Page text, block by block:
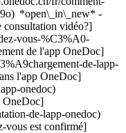
*open\_in\_new* -
consultation vidéo?]
vous-%C3%A0-
de l'app OneDoc]
de-lapp-
l'app OneDoc]
onedoc)
OneDoc]
de-lapp-onedoc)
avec un signe plus annonçant que le professionnel accepte de nouveaux patients](https://www.onedoc.ch/assets/images/icons/new-patients.svg)Accepte les nouveaux patients [Réserver un RDV](https://www.onedoc.ch/fr/medecin-generaliste/aarau/pcrj1/dr-med-agim-asllani) Expertises: Check-up sanguin, [Contrôle médical permis de conduire NIVEAU 1](https://www.onedoc.ch/fr/controle-medical-permis-de-conduire-niveau-1/aarau), [Check-up | bilan de santé](https://www.onedoc.ch/fr/check-up-bilan-de-sante/aarau), [Mesure du taux de fer | Ferritine](https://www.onedoc.ch/fr/mesure-du-taux-de-fer-ferritine/aarau), [Mesure de la pression artérielle | Tension](https://www.onedoc.ch/fr/mesure-de-la-pression-arterielle-tension/aarau), [Vaccination encéphalite à tiques (FSME)](https://www.onedoc.ch/fr/vaccination-encephalite-a-tiques-fsme/aarau), [Contrôle médical permis de conduire NIVEAU 2](https://www.onedoc.ch/fr/controle-medical-permis-de-conduire-niveau-2/aarau)Voir plus *chevron\_left* lun. 03 août *chevron\_right* Voir plus de rendez-vous *error\_outline* Une erreur s'est produite lors du chargement des disponibilités [Réessayer](https://www.onedoc.ch) Expertises: Check-up sanguin, [Contrôle médical permis de conduire NIVEAU 1](https://www.onedoc.ch/fr/controle-medical-permis-de-conduire-niveau-1/aarau), [Check-up | bilan de santé](https://www.onedoc.ch/fr/check-up-bilan-de-sante/aarau), [Mesure du taux de fer | Ferritine](https://www.onedoc.ch/fr/mesure-du-taux-de-fer-ferritine/aarau), [Mesure de la pression artérielle | Tension](https://www.onedoc.ch/fr/mesure-de-la-pression-arterielle-tension/aarau), [Vaccination encéphalite à tiques (FSME)](https://www.onedoc.ch/fr/vaccination-encephalite-a-tiques-fsme/aarau), [Contrôle médical permis de conduire NIVEAU 2](https://www.onedoc.ch/fr/controle-medical-permis-de-conduire-niveau-2/aarau)Voir plus ## __Check-up sanguin__: d'autres spécialistes sont réservables en ligne dans les environs de __Aarau__ [![Dr. med. (RS) Suzi Djordjevic, gynécologue obstétricienne à Däniken](https://assets.onedoc.ch/images/users/a86613f9e51617675c62661cd95567e365c4fec55a456de81dfa93e0beca301d-small.png "Dr. med. (RS) Suzi Djordjevic, gynécologue obstétricienne à Däniken")](https://www.onedoc.ch/fr/gynecologue-obstetricienne/daniken/pcmww/dr-med-rs-suzi-djordjevic) ### [Dr. med. (RS) Suzi Djordjevic](https://www.onedoc.ch/fr/gynecologue-obstetricienne/daniken/pcmww/dr-med-rs-suzi-djordjevic) ![Badge indiquant un profil vérifié](https://www.onedoc.ch/assets/images/icons/checkmark.svg) [Gynécologue obstétricienne](https://www.onedoc.ch/fr/gynecologue-obstetricien/daniken) [Gruppenpraxis Herrenmatt](https://www.onedoc.ch/fr/cabinet-de-groupe/daniken/euiw/gruppenpraxis-herrenmatt) Herrenmattstrasse 2 4658 Däniken ![Icône patient avec un signe plus annonçant que le professionnel accepte de nouveaux patients](https://www.onedoc.ch/assets/images/icons/new-patients.svg)Accepte les nouveaux patients [Réserver un RDV](https://www.onedoc.ch/fr/gynecologue-obstetricienne/daniken/pcmww/dr-med-rs-suzi-djordjevic) Expertises:[Check-up sanguin](https://www.onedoc.ch/fr/check-up-sanguin/daniken), [Vaccination Papillomavirus Humain (HPV)](https://www.onedoc.ch/fr/vaccination-papillomavirus-humain-hpv/daniken), [Contraception](https://www.onedoc.ch/fr/contraception/daniken), [Check-up | bilan de santé](https://www.onedoc.ch/fr/check-up-bilan-de-sante/daniken), [Ménopause](https://www.onedoc.ch/fr/menopause/daniken), [Infection urinaire | Cystite](https://www.onedoc.ch/fr/infection-urinaire-cystite/daniken), [Contraception d'urgence](https://www.onedoc.ch/fr/contraception-d-urgence/daniken)Voir plus *chevron\_left* lun. 03 août *chevron\_right* Voir plus de rendez-vous *error\_outline* Une erreur s'est produite lors du chargement des disponibilités [Réessayer](https://www.onedoc.ch) Expertises:[Check-up sanguin](https://www.onedoc.ch/fr/check-up-sanguin/daniken), [Vaccination Papillomavirus Humain (HPV)](https://www.onedoc.ch/fr/vaccination-papillomavirus-humain-hpv/daniken), [Contraception](https://www.onedoc.ch/fr/contraception/daniken), [Check-up | bilan de santé](https://www.onedoc.ch/fr/check-up-bilan-de-sante/daniken), [Ménopause](https://www.onedoc.ch/fr/menopause/daniken), [Infection urinaire | Cystite](https://www.onedoc.ch/fr/infection-urinaire-cystite/daniken), [Contraception d'urgence](https://www.onedoc.ch/fr/contraception-d-u